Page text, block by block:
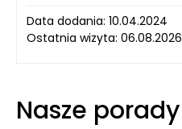
Data dodania: 10.04.2024
Ostatnia wizyta: 06.08.2026
Nasze porady